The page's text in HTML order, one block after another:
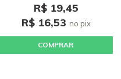
R$ 19,45
R$ 16,53 no pix
COMPRAR